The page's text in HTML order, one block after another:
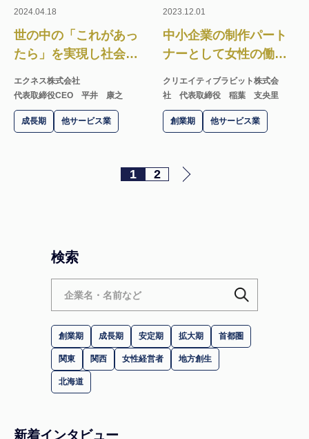
2024.04.18
世の中の「これがあっ
たら」を実現し社会貢
ト代筆の第一人者に。
エクネス株式会社
代表取締役CEO 平井 康之
成長期 他サービス業
2023.12.01
中小企業の制作パート
ナーとして女性の働き
クリエイティブラビット株式会
社代表取締役 稲葉 支央里
創業期 他サービス業
1 2
検索
創業期 成長期 安定期 拡大期 首都圏
関東 関西 女性経営者 地方創生
北海道
新着インタビュー